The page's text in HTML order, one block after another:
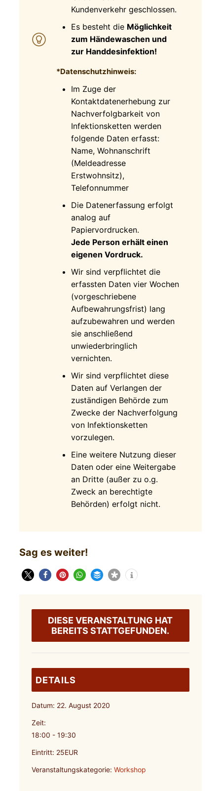
Kundenverkehr geschlossen.
Es besteht die Möglichkeit
zum Händewaschen und
zur Handdesinfektion!
*Datenschutzhinweis:
Im Zuge der
Kontaktdatenerhebung zur
Nachverfolgbarkeit von
Infektionsketten werden
folgende Daten erfasst:
Name, Wohnanschrift
(Meldeadresse
Erstwohnsitz),
Telefonnummer
Die Datenerfassung erfolgt
analog auf
Papiervordrucken.
Jede Person erhält einen
eigenen Vordruck.
Wir sind verpflichtet die
erfassten Daten vier Wochen
(vorgeschriebene
Aufbewahrungsfrist) lang
aufzubewahren und werden
sie anschließend
unwiederbringlich
vernichten.
Wir sind verpflichtet diese
Daten auf Verlangen der
zuständigen Behörde zum
Zwecke der Nachverfolgung
von Infektionsketten
vorzulegen.
Eine weitere Nutzung dieser
Daten oder eine Weitergabe
an Dritte (außer zu o.g.
Zweck an berechtigte
Behörden) erfolgt nicht.
Sag es weiter!
DIESE VERANSTALTUNG HAT
BEREITS STATTGEFUNDEN.
DETAILS
Datum: 22. August 2020
Zeit:
18:00 - 19:30
Eintritt: 25EUR
Veranstaltungskategorie: Workshop